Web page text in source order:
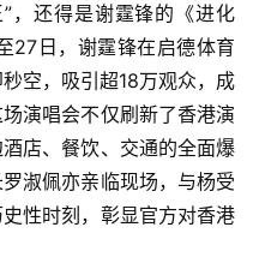
，还得是谢霆锋的《进化
27日，谢霆锋在启德体育
空，吸引超18万观众，成
演唱会不仅刷新了香港演
店、餐饮、交通的全面爆
淑佩亦亲临现场，与杨受
性时刻，彰显官方对香港